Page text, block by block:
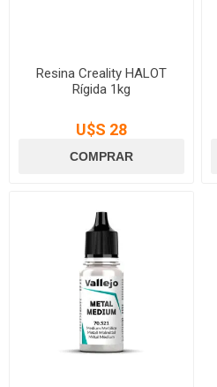
Resina Creality HALOT
Rígida 1kg
U$S 28